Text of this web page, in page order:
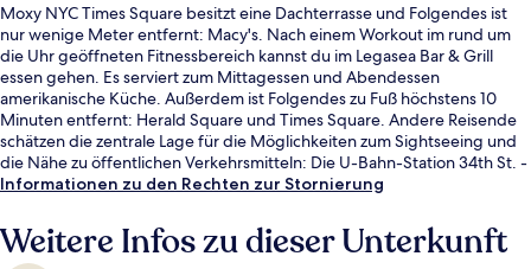
Moxy NYC Times Square besitzt eine Dachterrasse und Folgendes ist
nur wenige Meter entfernt: Macy's. Nach einem Workout im rund um
die Uhr geöffneten Fitnessbereich kannst du im Legasea Bar & Grill
essen gehen. Es serviert zum Mittagessen und Abendessen
amerikanische Küche. Außerdem ist Folgendes zu Fuß höchstens 10
Minuten entfernt: Herald Square und Times Square. Andere Reisende
schätzen die zentrale Lage für die Möglichkeiten zum Sightseeing und
die Nähe zu öffentlichen Verkehrsmitteln: Die U-Bahn-Station 34th St. -
Penn Station (Fashion Av.) ist 3 Gehminuten und die U-Bahn-Station
Informationen zu den Rechten zur Stornierung
Weitere Infos zu dieser Unterkunft